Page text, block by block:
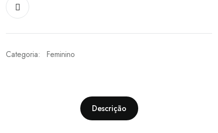
Categoria: Feminino
Descrição